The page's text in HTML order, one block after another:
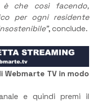
è che così facendo,
per ogni residente
, conclude.
Webmarte TV in modo
e quindi premi il